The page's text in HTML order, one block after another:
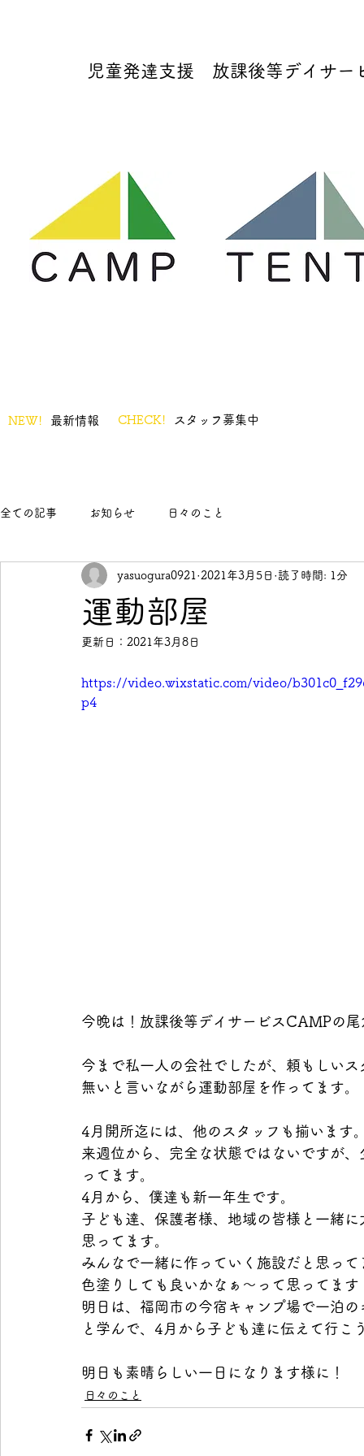
児童発達支援 放課後等デイサ
NEW! 最新情報 CHECK! スタッフ募集中
全ての記事 お知らせ 日々のこと
運動部屋
yasuogura0921 2021年3月5日 読了時間: 1分
更新日： 2021年3月8日
https://video.wixstatic.com/video/
p4
今晩は！放課後等デイサービスCAMPの尾
今まで私一人の会社でしたが、頼もしい
無いと言いながら運動部屋を作ってます。
4月開所迄には、他のスタッフも揃います
来週位から、完全な状態ではないですが
ってます。
4月から、僕達も新一年生です。
子ども達、保護者様、地域の皆様と一緒
思ってます。
みんなで一緒に作っていく施設だと思っ
色塗りしても良いかなぁ〜って思ってま
明日は、福岡市の今宿キャンプ場で一泊
と学んで、4月から子ども達に伝えて行こ
明日も素晴らしい一日になります様に！
日々のこと